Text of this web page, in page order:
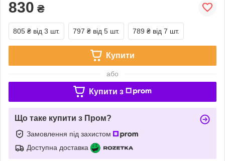
830 ₴
805 ₴ від 3 шт. 797 ₴ від 5 шт. 789 ₴ від 7 шт.
Купити
або
Купити з
Що таке купити з Пром?
Замовлення під захистом
Доступна доставка